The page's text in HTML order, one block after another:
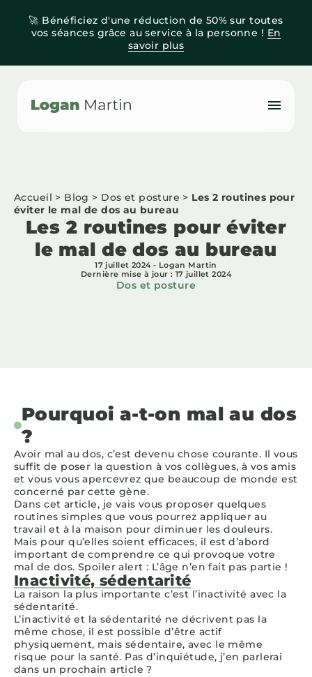
🚀 Bénéficiez d'une réduction de 50% sur toutes
vos séances grâce au service à la personne ! En
savoir plus
Accueil
Services à la personne
Blog
Accueil > Blog > Dos et posture > Les 2 routines pour
éviter le mal de dos au bureau
Les 2 routines pour éviter
le mal de dos au bureau
17 juillet 2024 - Logan Martin
Dernière mise à jour : 17 juillet 2024
Dos et posture
Pourquoi a-t-on mal au dos
?
Avoir mal au dos, c’est devenu chose courante. Il vous
suffit de poser la question à vos collègues, à vos amis
et vous vous apercevrez que beaucoup de monde est
concerné par cette gène.
Dans cet article, je vais vous proposer quelques
routines simples que vous pourrez appliquer au
travail et à la maison pour diminuer les douleurs.
Mais pour qu’elles soient efficaces, il est d’abord
important de comprendre ce qui provoque votre
mal de dos. Spoiler alert : L’âge n’en fait pas partie !
Inactivité, sédentarité
La raison la plus importante c’est l’inactivité avec la
sédentarité.
L’inactivité et la sédentarité ne décrivent pas la
même chose, il est possible d’être actif
physiquement, mais sédentaire, avec le même
risque pour la santé. Pas d’inquiétude, j’en parlerai
dans un prochain article ?